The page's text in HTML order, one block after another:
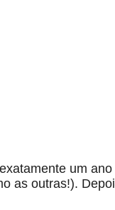
um
as outras!).